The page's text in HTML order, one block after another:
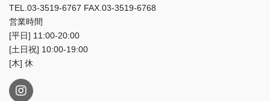
TEL.03-3519-6767 FAX.03-3519-6768
営業時間
[平日] 11:00-20:00
[土日祝] 10:00-19:00
[木] 休